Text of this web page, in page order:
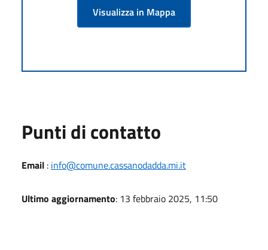
Visualizza in Mappa
Punti di contatto
Email : info@comune.cassanodadda.mi.it
Ultimo aggiornamento: 13 febbraio 2025, 11:50